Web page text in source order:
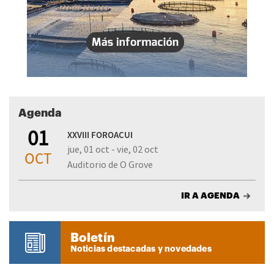
Agenda
01
OCT
XXVIII FOROACUI
jue, 01 oct - vie, 02 oct
Auditorio de O Grove
IR A AGENDA
Boletín
Noticias destacadas y novedades